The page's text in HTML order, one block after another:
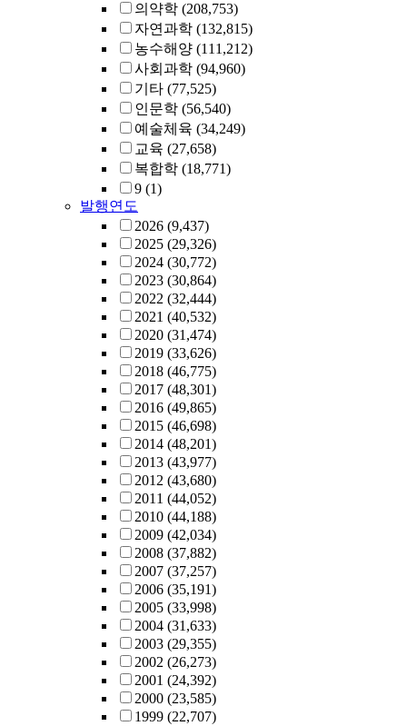
의약학 (208,753)
자연과학 (132,815)
농수해양 (111,212)
사회과학 (94,960)
기타 (77,525)
인문학 (56,540)
예술체육 (34,249)
교육 (27,658)
복합학 (18,771)
9 (1)
발행연도
2026 (9,437)
2025 (29,326)
2024 (30,772)
2023 (30,864)
2022 (32,444)
2021 (40,532)
2020 (31,474)
2019 (33,626)
2018 (46,775)
2017 (48,301)
2016 (49,865)
2015 (46,698)
2014 (48,201)
2013 (43,977)
2012 (43,680)
2011 (44,052)
2010 (44,188)
2009 (42,034)
2008 (37,882)
2007 (37,257)
2006 (35,191)
2005 (33,998)
2004 (31,633)
2003 (29,355)
2002 (26,273)
2001 (24,392)
2000 (23,585)
1999 (22,707)